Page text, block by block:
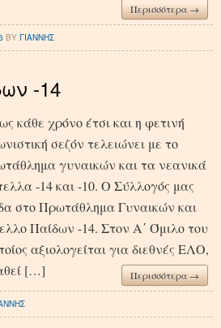
Περισσότερα →
BYΓΙΑΝΝΗΣ
-14
κάθε χρόνο έτσι και η φετινή
σεζόν τελειώνει με το
γυναικών και τα νεανικά
-14 και -10. Ο Σύλλογός μας
στο Πρωτάθλημα Γυναικών και
Παίδων -14. Στον Α΄ Όμιλο του
αξιολογείται για διεθνές ΕΛΟ,
[…]
Περισσότερα →